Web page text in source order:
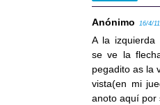
Anónimo 16/4/
A la izquierda
se ve la
pegadito as la
vista(en mi
anoto aquí por